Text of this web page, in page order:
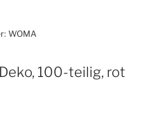
WOMA
100-teilig, rot